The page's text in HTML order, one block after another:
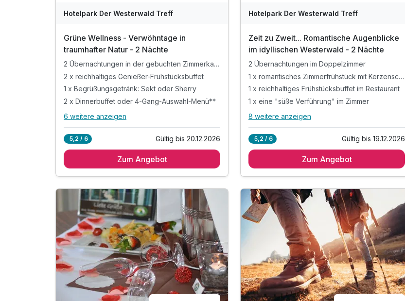
Hotelpark Der Westerwald Treff
Grüne Wellness - Verwöhntage in
traumhafter Natur - 2 Nächte
2 Übernachtungen in der gebuchten Zimmerkategorie
2 x reichhaltiges Genießer-Frühstücksbuffet
1 x Begrüßungsgetränk: Sekt oder Sherry
2 x Dinnerbuffet oder 4-Gang-Auswahl-Menü**
Alle Inklusivleistungen
Zimmerkategorie
2 x reichhaltiges Genießer-Frühstücksbuffet
2 x Dinnerbuffet oder 4-Gang-Auswahl-Menü**
2 x Tischgetränk zum Abendessen***
inkl. Nutzung "Wäller-Wohlfühl- & Fitness(t)raum"
inkl. Parkplatz in unmittelbarer Hotelnähe
WLAN kostenfrei in allen Zimmern/gesamten
Hotel
** nach Wahl des Küchenchefs
*** 0,2 l Softdrink/Bier oder 0,1 l Ausschankwein
6 weitere anzeigen
5,2 / 6 Gültig bis 20.12.2026
Zum Angebot
Hotelpark Der Westerwald Treff
Zeit zu Zweit... Romantische Augenblicke
im idyllischen Westerwald - 2 Nächte
2 Übernachtungen im Doppelzimmer
1 x romantisches Zimmerfrühstück mit Kerzenschein
1 x reichhaltiges Frühstücksbuffet im Restaurant
1 x eine "süße Verführung" im Zimmer
Alle Inklusivleistungen
1 x romantisches Zimmerfrühstück mit
Kerzenschein
1 x eine "süße Verführung" im Zimmer
1 x romantische Dekoration im Zimmer
1 x eine Flasche Sekt im Zimmer
1 x 4- Gang-Menü oder Buffet
1 x romantisches 5-Gang-Candlelight-Dinner
1 x Sekt-Aperitif zum Candleligt-Dinner
inkl. Nutzung "Wäller-Wohlfühl- & Fitness(t)raum"
inkl. WLAN in allen Zimmern/im gesamten Hotel
inkl. Parkplätze in Hotelnähe
8 weitere anzeigen
5,2 / 6 Gültig bis 19.12.2026
Zum Angebot